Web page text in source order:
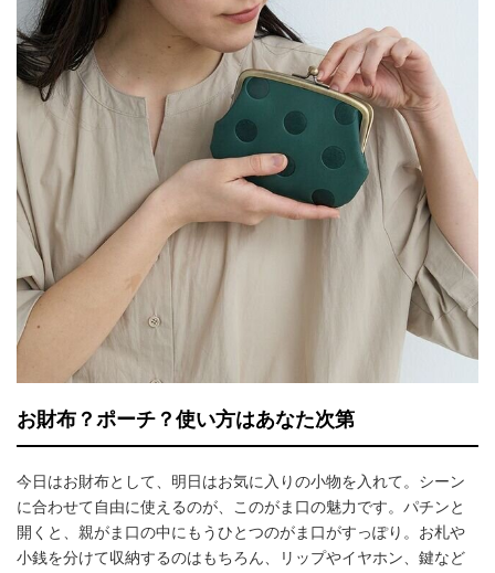
お財布？ポーチ？使い方はあなた次第
今日はお財布として、明日はお気に入りの小物を入れて。シーン
に合わせて自由に使えるのが、このがま口の魅力です。パチンと
開くと、親がま口の中にもうひとつのがま口がすっぽり。お札や
小銭を分けて収納するのはもちろん、リップやイヤホン、鍵など